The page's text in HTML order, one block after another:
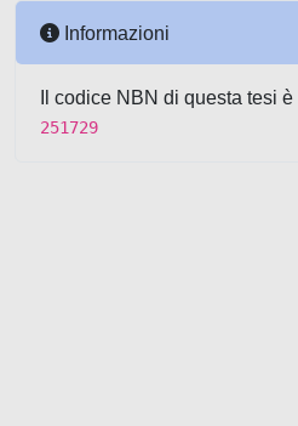
Informazioni
Il codice NBN di questa tesi è
251729